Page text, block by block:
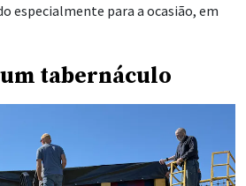
especialmente para a ocasião, em
tabernáculo